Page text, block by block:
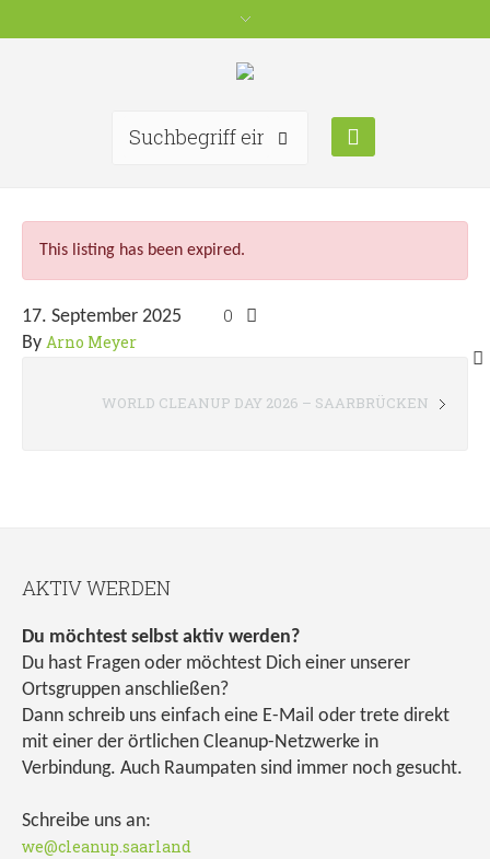
This listing has been expired.
17. September 2025 0
By Arno Meyer
WORLD CLEANUP DAY 2026 – SAARBRÜCKEN
AKTIV WERDEN
Du möchtest selbst aktiv werden?
Du hast Fragen oder möchtest Dich einer unserer
Ortsgruppen anschließen?
Dann schreib uns einfach eine E-Mail oder trete direkt
mit einer der örtlichen Cleanup-Netzwerke in
Verbindung. Auch Raumpaten sind immer noch gesucht.
Schreibe uns an:
we@cleanup.saarland